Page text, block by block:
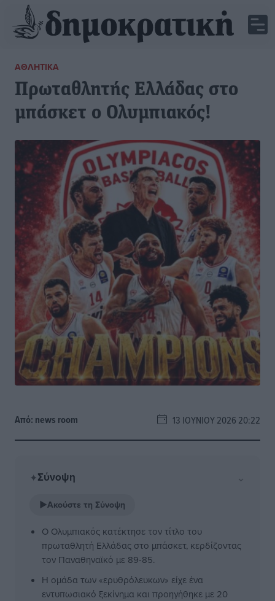
ΑΘΛΗΤΙΚΆ
Πρωταθλητής Ελλάδας στο
μπάσκετ ο Ολυμπιακός!
Από: news room 13 ΙΟΥΝΊΟΥ 2026 20:22
✦Σύνοψη ⌄
▶Ακούστε τη Σύνοψη
Ο Ολυμπιακός κατέκτησε τον τίτλο του
πρωταθλητή Ελλάδας στο μπάσκετ, κερδίζοντας
τον Παναθηναϊκό με 89-85.
Η ομάδα των «ερυθρόλευκων» είχε ένα
εντυπωσιακό ξεκίνημα και προηγήθηκε με 20